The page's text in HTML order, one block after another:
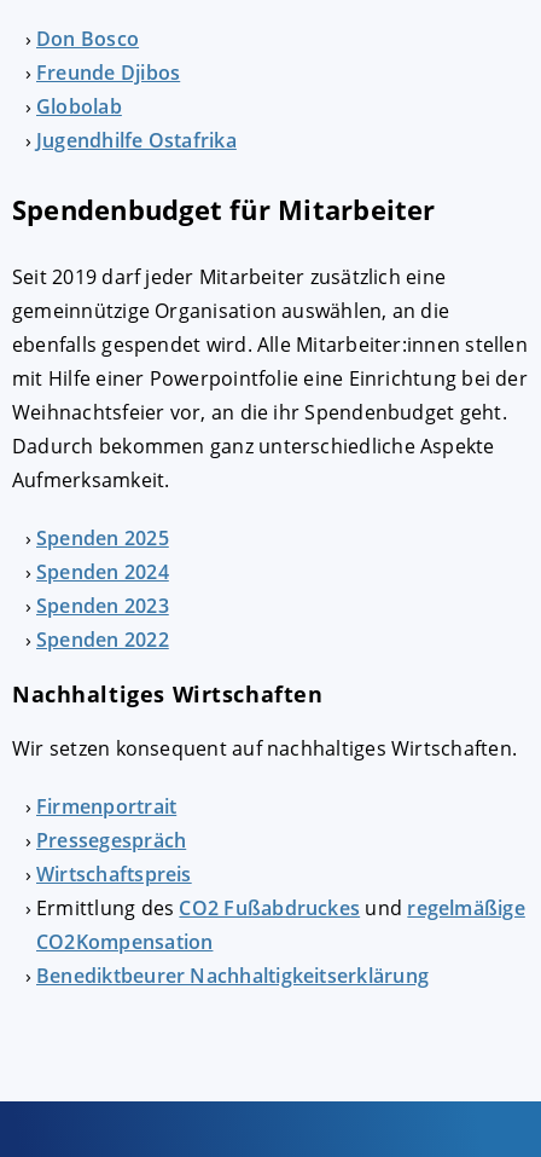
Don Bosco
Freunde Djibos
Globolab
Jugendhilfe Ostafrika
Spendenbudget für Mitarbeiter
Seit 2019 darf jeder Mitarbeiter zusätzlich eine
gemeinnützige Organisation auswählen, an die
ebenfalls gespendet wird. Alle Mitarbeiter:innen stellen
mit Hilfe einer Powerpointfolie eine Einrichtung bei der
Weihnachtsfeier vor, an die ihr Spendenbudget geht.
Dadurch bekommen ganz unterschiedliche Aspekte
Aufmerksamkeit.
Spenden 2025
Spenden 2024
Spenden 2023
Spenden 2022
Nachhaltiges Wirtschaften
Wir setzen konsequent auf nachhaltiges Wirtschaften.
Firmenportrait
Pressegespräch
Wirtschaftspreis
Ermittlung des CO2 Fußabdruckes und regelmäßige
CO2Kompen­sation
Benediktbeurer Nachhaltigkeitserklärung